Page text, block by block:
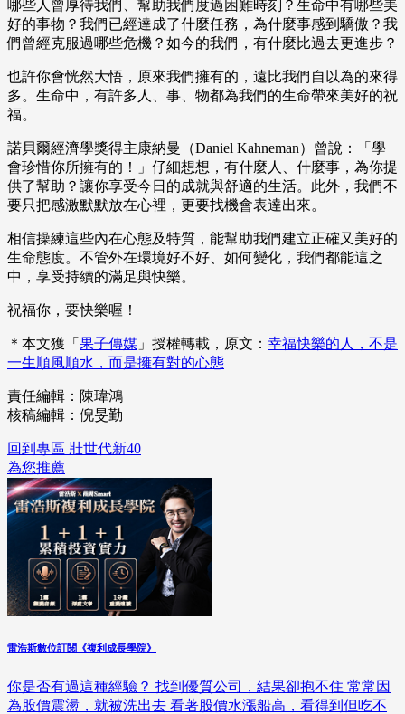
哪些人曾厚待我們、幫助我們度過困難時刻？生命中有哪些美
好的事物？我們已經達成了什麼任務，為什麼事感到驕傲？我
們曾經克服過哪些危機？如今的我們，有什麼比過去更進步？
也許你會恍然大悟，原來我們擁有的，遠比我們自以為的來得
多。生命中，有許多人、事、物都為我們的生命帶來美好的祝
福。
諾貝爾經濟學獎得主康納曼（Daniel Kahneman）曾說：「學
會珍惜你所擁有的！」仔細想想，有什麼人、什麼事，為你提
供了幫助？讓你享受今日的成就與舒適的生活。此外，我們不
要只把感激默默放在心裡，更要找機會表達出來。
相信操練這些內在心態及特質，能幫助我們建立正確又美好的
生命態度。不管外在環境好不好、如何變化，我們都能這之
中，享受持續的滿足與快樂。
祝福你，要快樂喔！
＊本文獲「 果子傳媒 」授權轉載，原文： 幸福快樂的人，不是
一生順風順水，而是擁有對的心態
責任編輯：陳瑋鴻
核稿編輯：倪旻勤
回到專區 壯世代新40
為您推薦
雷浩斯數位訂閱《複利成長學院》
你是否有過這種經驗？ 找到優質公司，結果卻抱不住 常常因
為股價震盪，就被洗出去 看著股價水漲船高，看得到但吃不